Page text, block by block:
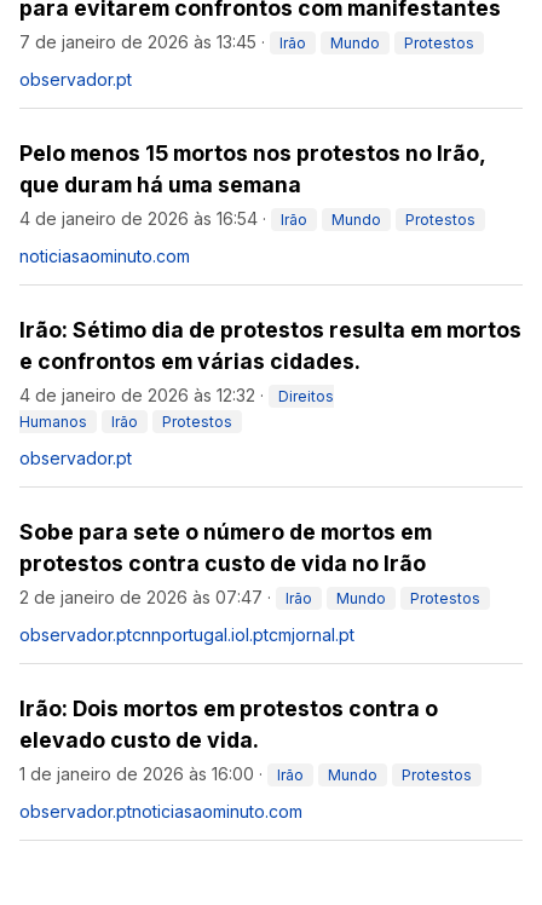
para evitarem confrontos com manifestantes
7 de janeiro de 2026 às 13:45 · Irão Mundo Protestos
observador.pt
Pelo menos 15 mortos nos protestos no Irão,
que duram há uma semana
4 de janeiro de 2026 às 16:54 · Irão Mundo Protestos
noticiasaominuto.com
Irão: Sétimo dia de protestos resulta em mortos
e confrontos em várias cidades.
4 de janeiro de 2026 às 12:32 ·
Direitos
Humanos
Irão Protestos
observador.pt
Sobe para sete o número de mortos em
protestos contra custo de vida no Irão
2 de janeiro de 2026 às 07:47 · Irão Mundo Protestos
observador.ptcnnportugal.iol.ptcmjornal.pt
Irão: Dois mortos em protestos contra o
elevado custo de vida.
1 de janeiro de 2026 às 16:00 · Irão Mundo Protestos
observador.ptnoticiasaominuto.com